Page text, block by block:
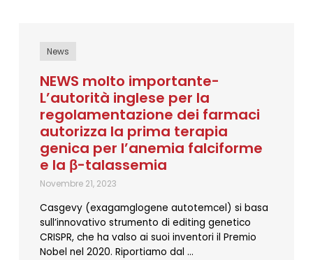
News
NEWS molto importante-
L’autorità inglese per la
regolamentazione dei farmaci
autorizza la prima terapia
genica per l’anemia falciforme
e la β-talassemia
Novembre 21, 2023
Casgevy (exagamglogene autotemcel) si basa
sull’innovativo strumento di editing genetico
CRISPR, che ha valso ai suoi inventori il Premio
Nobel nel 2020. Riportiamo dal …